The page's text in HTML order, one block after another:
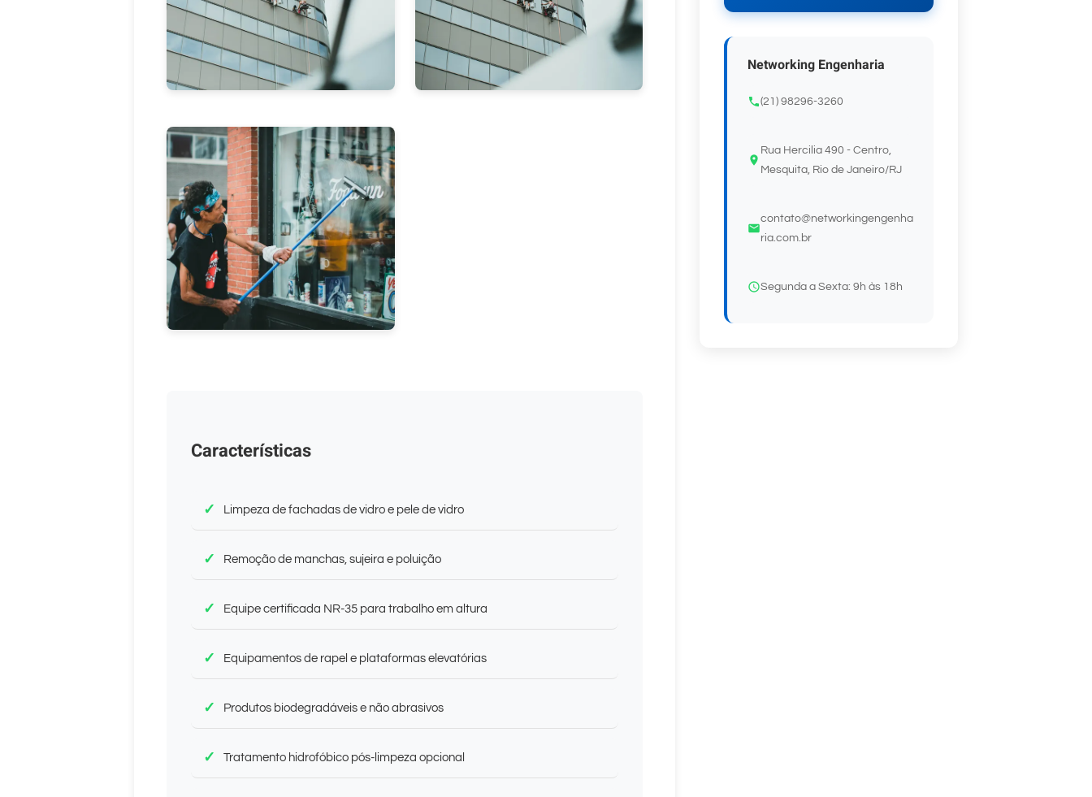
Características
Limpeza de fachadas de vidro e pele de vidro
Remoção de manchas, sujeira e poluição
Equipe certificada NR-35 para trabalho em altura
Equipamentos de rapel e plataformas elevatórias
Produtos biodegradáveis e não abrasivos
Tratamento hidrofóbico pós-limpeza opcional
Networking Engenharia
(21) 98296-3260
Rua Hercilia 490 - Centro,
Mesquita, Rio de Janeiro/RJ
contato@networkingengenha
ria.com.br
Segunda a Sexta: 9h às 18h